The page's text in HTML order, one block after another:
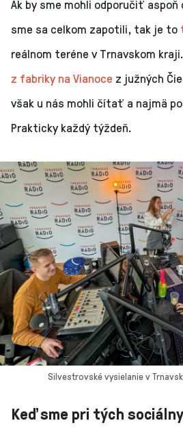
Ak by sme mohli odporučiť
sme sa celkom zapotili, tak je to
reálnom teréne v Trnavskom
z fabriky na Vianoce z južných
však u nás mohli čítať a najmä
Prakticky každý týždeň.
Silvestrovské vysielanie v
Keď sme pri tých